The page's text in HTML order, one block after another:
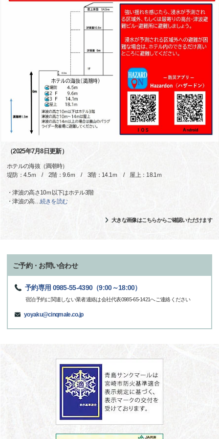
（2025年7月8日更新）
ホテルの海抜（満潮時）
堤防：4.5ｍ / 2階：9.6ｍ / 3階：14.1ｍ / 屋上：18.1ｍ
・津波の高さ10ｍ以下はホテル3階
・津波の高… 続きを読む
大きな画像はこちらからご確認いただけます
ご予約・お問い合わせ
予約専用 0985-55-4390（9:00～18:00）
宿泊予約に関連しない業者連絡は会社代表0985-65-1421へご連絡ください
yoyaku@cinqmale.co.jp